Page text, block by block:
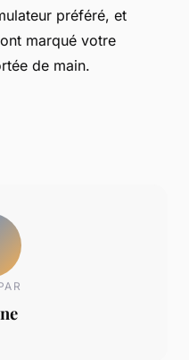
préféré, et
marqué votre
de main.